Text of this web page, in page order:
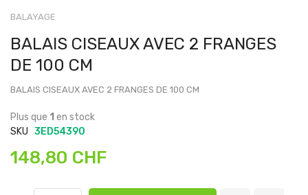
BALAYAGE
BALAIS CISEAUX AVEC 2 FRANGES
DE 100 CM
BALAIS CISEAUX AVEC 2 FRANGES DE 100 CM
Plus que 1 en stock
SKU 3ED54390
148,80 CHF